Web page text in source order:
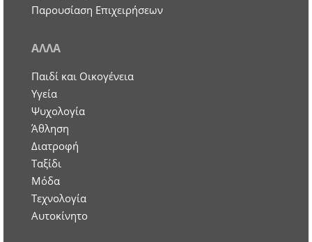
Παρουσίαση Επιχειρήσεων
ΑΛΛΑ
Παιδί και Οικογένεια
Υγεία
Ψυχολογία
Άθληση
Διατροφή
Ταξίδι
Μόδα
Τεχνολογία
Αυτοκίνητο